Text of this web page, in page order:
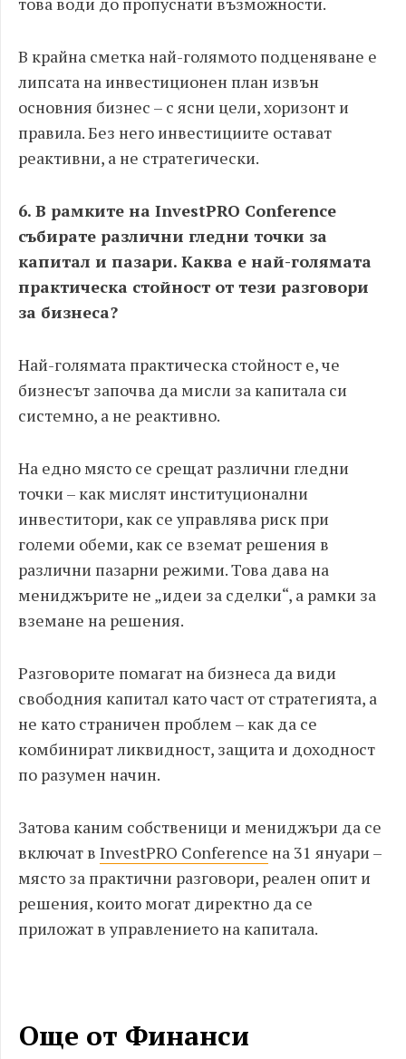
В крайна сметка най-голямото подценяване е
липсата на инвестиционен план извън
основния бизнес – с ясни цели, хоризонт и
правила. Без него инвестициите остават
реактивни, а не стратегически.
6. В рамките на InvestPRO Conference
събирате различни гледни точки за
капитал и пазари. Каква е най-голямата
практическа стойност от тези разговори
за бизнеса?
Най-голямата практическа стойност е, че
бизнесът започва да мисли за капитала си
системно, а не реактивно.
На едно място се срещат различни гледни
точки – как мислят институционални
инвеститори, как се управлява риск при
големи обеми, как се вземат решения в
различни пазарни режими. Това дава на
мениджърите не „идеи за сделки“, а рамки за
вземане на решения.
Разговорите помагат на бизнеса да види
свободния капитал като част от стратегията, а
не като страничен проблем – как да се
комбинират ликвидност, защита и доходност
по разумен начин.
Затова каним собственици и мениджъри да се
включат в InvestPRO Conference на 31 януари –
място за практични разговори, реален опит и
решения, които могат директно да се
приложат в управлението на капитала.
Още от Финанси